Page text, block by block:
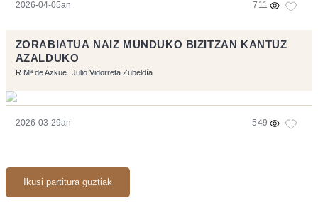
2026-04-05an 711
ZORABIATUA NAIZ MUNDUKO BIZITZAN KANTUZ
AZALDUKO
R Mª de Azkue Julio Vidorreta Zubeldía
2026-03-29an 549
Ikusi partitura guztiak